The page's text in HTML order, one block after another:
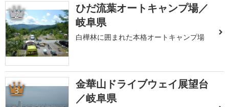
2
ひだ流葉オートキャンプ場／
岐阜県
白樺林に囲まれた本格オートキャンプ場
3
金華山ドライブウェイ展望台
／岐阜県